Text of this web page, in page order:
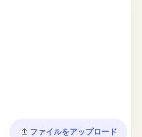
ファイルをアップロード